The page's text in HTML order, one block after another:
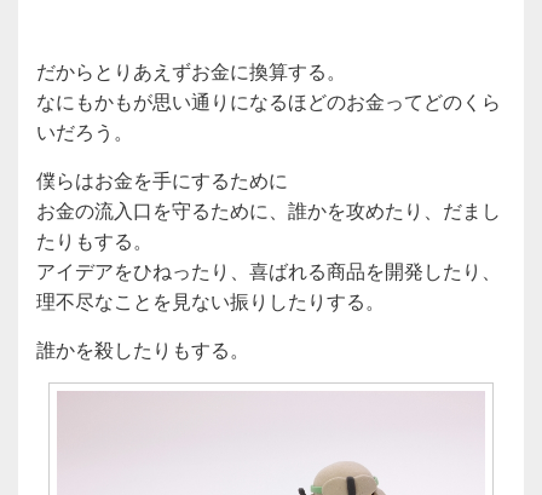
だからとりあえずお金に換算する。
なにもかもが思い通りになるほどのお金ってどのくら
いだろう。
僕らはお金を手にするために
お金の流入口を守るために、誰かを攻めたり、だまし
たりもする。
アイデアをひねったり、喜ばれる商品を開発したり、
理不尽なことを見ない振りしたりする。
誰かを殺したりもする。